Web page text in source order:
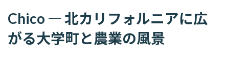
Chico ― 北カリフォルニアに広
がる大学町と農業の風景